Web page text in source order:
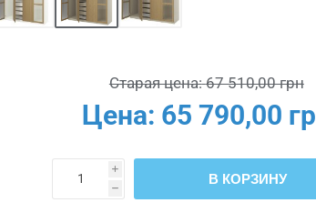
Старая цена: 67 510,00 грн
Цена: 65 790,00
i
h
В КОРЗИНУ